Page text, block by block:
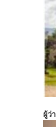
ผู้ว่